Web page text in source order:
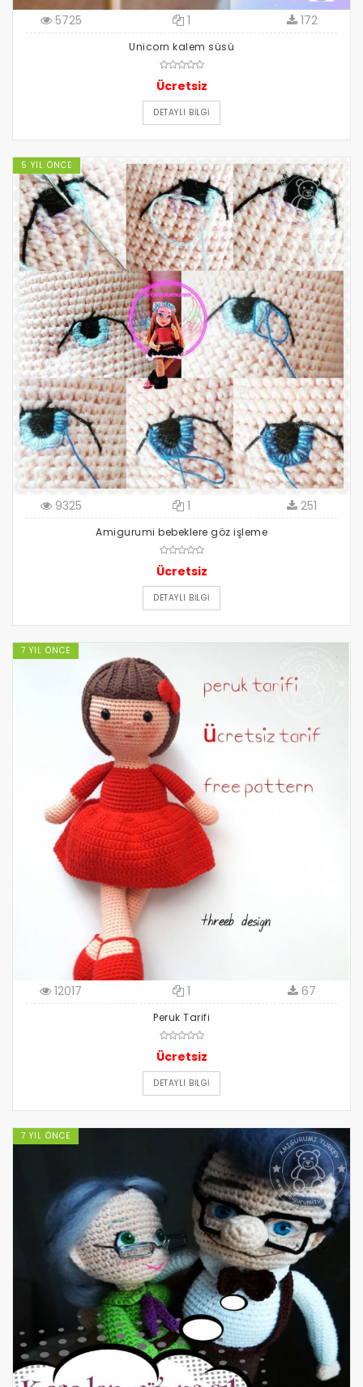
5725 1 172
Unicorn kalem süsü
Ücretsiz
DETAYLI BILGI
5 YIL ÖNCE
9325 1 251
Amigurumi bebeklere göz işleme
Ücretsiz
DETAYLI BILGI
7 YIL ÖNCE
12017 1 67
Peruk Tarifi
Ücretsiz
DETAYLI BILGI
7 YIL ÖNCE